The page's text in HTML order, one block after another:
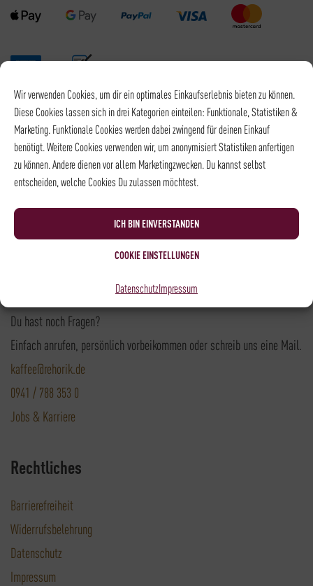
Wir verwenden Cookies, um dir ein optimales Einkaufserlebnis bieten zu können.
Diese Cookies lassen sich in drei Kategorien einteilen: Funktionale, Statistiken &
Marketing. Funktionale Cookies werden dabei zwingend für deinen Einkauf
benötigt. Weitere Cookies verwenden wir, um anonymisiert Statistiken anfertigen
zu können. Andere dienen vor allem Marketingzwecken. Du kannst selbst
entscheiden, welche Cookies Du zulassen möchtest.
ICH BIN EINVERSTANDEN
COOKIE EINSTELLUNGEN
DatenschutzImpressum
Versandpartner
Versandkosten DHL: 6,5 €
Kostenloser Versand mit DHL ab: 55 €
* Alle Preise sind inkl. MwSt., zzgl.Versand
Du hast noch Fragen?
Einfach anrufen, persönlich vorbeikommen oder schreib uns eine Mail.
kaffee@rehorik.de
0941 / 788 353 0
Jobs & Karriere
Rechtliches
Barrierefreiheit
Widerrufsbelehrung
Datenschutz
Impressum